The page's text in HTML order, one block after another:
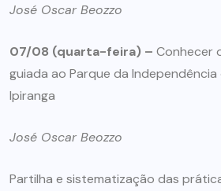
José Oscar Beozzo
07/08 (quarta-feira) – Conhecer
guiada ao Parque da Independência
Ipiranga
José Oscar Beozzo
Partilha e sistematização das